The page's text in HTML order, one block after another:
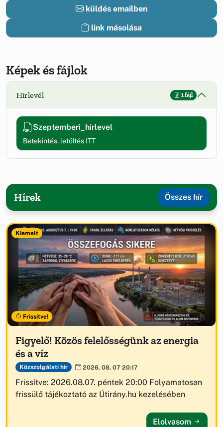
küldés emailben
link másolása
Képek és fájlok
Hírlevél 1 fájl
Szeptemberi_hirlevel
Betekintés, letöltés ITT
Hírek Összes hír
Kiemelt
Frissítve!
Figyelő! Közös felelősségünk az energia
és a víz
Közszolgálati hír 2026. 08. 07 20:17
Frissítve: 2026.08.07. péntek 20:00 Folyamatosan
frissülő tájékoztató az Útirány.hu kezelésében
Elolvasom